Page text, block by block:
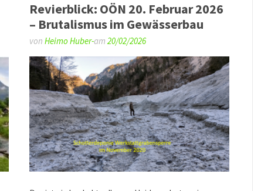
Revierblick: OÖN 20. Februar 2026
– Brutalismus im Gewässerbau
vonHeimo Huber-am20/02/2026